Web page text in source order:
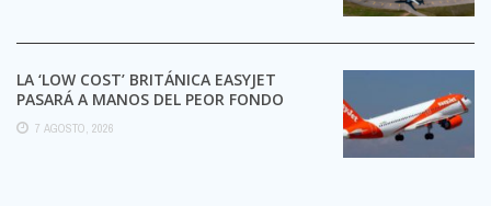
LA ‘LOW COST’ BRITÁNICA EASYJET
PASARÁ A MANOS DEL PEOR FONDO
POSIBLE:
7 AGOSTO, 2026